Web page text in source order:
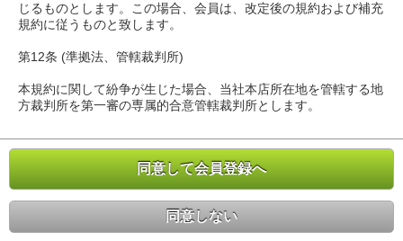
じるものとします。この場合、会員は、改定後の規約および補充
規約に従うものと致します。
第12条 (準拠法、管轄裁判所)
本規約に関して紛争が生じた場合、当社本店所在地を管轄する地
方裁判所を第一審の専属的合意管轄裁判所とします。
同意して会員登録へ
同意しない